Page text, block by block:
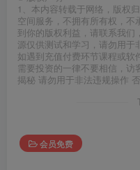
1、本内容转载于网络，版权
空间服务，不拥有所有权，
到你的版权利益，请联系我
源仅供测试和学习，请勿用于
如遇到充值付费环节课程或
需要投资的一律不要相信，访
揭秘 请勿用于非法违规操作
会员免费